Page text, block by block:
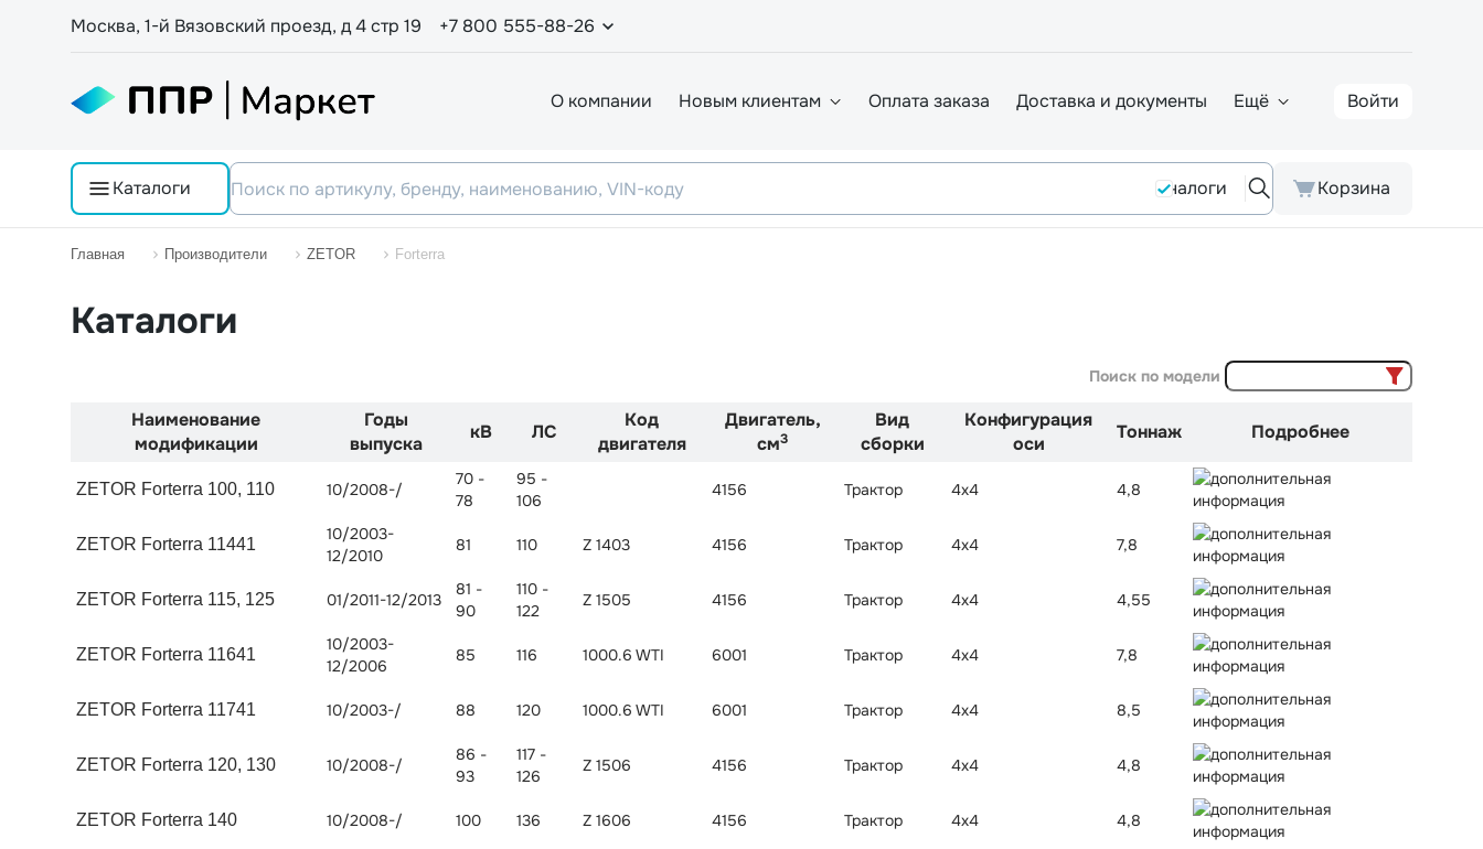
Москва, 1-й Вязовский проезд, д 4 стр 19 +7 800 555-88-26
О компании Новым клиентам Оплата заказа Доставка и документы Ещё Войти
Каталоги Аналоги Корзина
Главная Производители ZETOR Forterra
Каталоги
Поиск по модели
Наименование
модификации
Годы
выпуска
кВ ЛС
Код
двигателя
Двигатель,
см3
Вид
сборки
Конфигурация
оси
Тоннаж Подробнее
ZETOR Forterra 100, 110 10/2008-/
70 -
78
95 -
106
4156 Трактор 4x4 4,8
ZETOR Forterra 11441
10/2003-
12/2010
81 110 Z 1403 4156 Трактор 4x4 7,8
ZETOR Forterra 115, 125 01/2011-12/2013
81 -
90
110 -
122
Z 1505 4156 Трактор 4x4 4,55
ZETOR Forterra 11641
10/2003-
12/2006
85 116 1000.6 WTI 6001 Трактор 4x4 7,8
ZETOR Forterra 11741 10/2003-/ 88 120 1000.6 WTI 6001 Трактор 4x4 8,5
ZETOR Forterra 120, 130 10/2008-/
86 -
93
117 -
126
Z 1506 4156 Трактор 4x4 4,8
ZETOR Forterra 140 10/2008-/ 100 136 Z 1606 4156 Трактор 4x4 4,8